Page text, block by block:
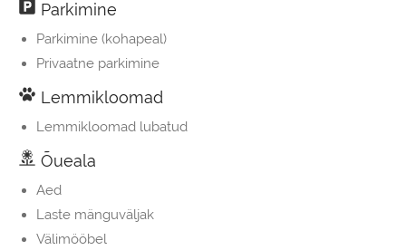
Parkimine
Parkimine (kohapeal)
Privaatne parkimine
Lemmikloomad
Lemmikloomad lubatud
Õueala
Aed
Laste mänguväljak
Välimööbel